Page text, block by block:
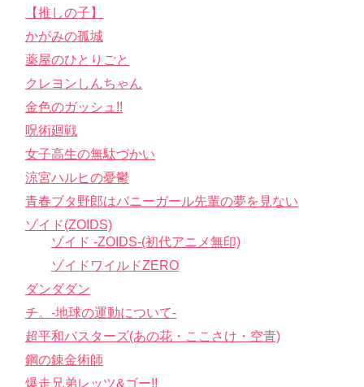
【推しの子】
かがみの孤城
薬屋のひとりごと
クレヨンしんちゃん
金色のガッシュ!!
呪術廻戦
女子高生の無駄づかい
涼宮ハルヒの憂鬱
青春ブタ野郎はバニーガール先輩の夢を見ない
ゾイド(ZOIDS)
ゾイド -ZOIDS-(初代アニメ無印)
ゾイドワイルドZERO
ダンダダン
チ。-地球の運動について-
超平和バスターズ(あの花・ここさけ・空青)
鋼の錬金術師
爆走兄弟レッツ&ゴー!!